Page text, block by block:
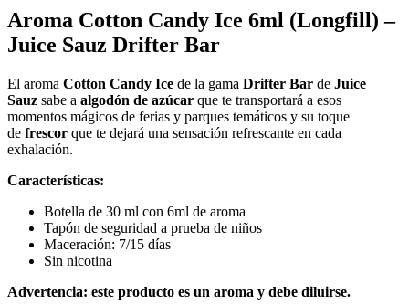
Aroma Cotton Candy Ice 6ml (Longfill) –
Juice Sauz Drifter Bar
El aroma Cotton Candy Ice de la gama Drifter Bar de Juice
Sauz sabe a algodón de azúcar que te transportará a esos
momentos mágicos de ferias y parques temáticos y su toque
de frescor que te dejará una sensación refrescante en cada
exhalación.
Características:
Botella de 30 ml con 6ml de aroma
Tapón de seguridad a prueba de niños
Maceración: 7/15 días
Sin nicotina
Advertencia: este producto es un aroma y debe diluirse.